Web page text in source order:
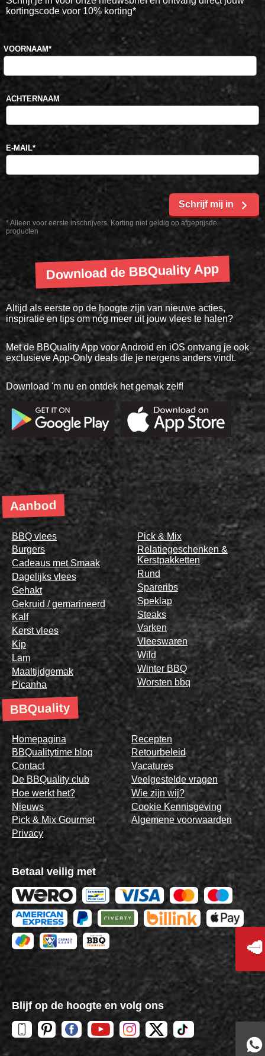
kortingscode voor 10% korting*
* Alleen voor eerste inschrijvers. Korting niet geldig op afgeprijsde
producten
VOORNAAM*
ACHTERNAAM
E-MAIL*
Schrijf mij in
Download de BBQuality App
Altijd als eerste op de hoogte zijn van nieuwe acties,
inspiratie en tips om nóg meer uit jouw vlees te halen?
Met de BBQuality App voor Android en iOS ontvang je ook
exclusieve App-Only deals die je nergens anders vindt.
Download 'm nu en ontdek het gemak zelf!
Aanbod
BBQ vlees
Burgers
Cadeaus met Smaak
Dagelijks vlees
Gehakt
Gekruid / gemarineerd
Kalf
Kerst vlees
Kip
Lam
Maaltijdgemak
Picanha
Pick & Mix
Relatiegeschenken &
Kerstpakketten
Rund
Spareribs
Speklap
Steaks
Varken
Vleeswaren
Wild
Winter BBQ
Worsten bbq
BBQuality
Homepagina
BBQualitytime blog
Contact
De BBQuality club
Hoe werkt het?
Nieuws
Pick & Mix Gourmet
Privacy
Recepten
Retourbeleid
Vacatures
Veelgestelde vragen
Wie zijn wij?
Cookie Kennisgeving
Algemene voorwaarden
Betaal veilig met
Blijf op de hoogte en volg ons
🥩